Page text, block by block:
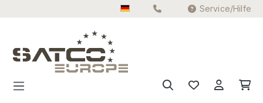
Zum Hauptinhalt springen Service/Hilfe